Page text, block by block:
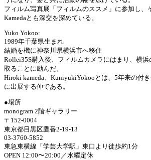
フィルム写真展「フィルムのススメ」に参加し、
Kamedaとも深交を深めている。
Yuko Yokoo:
1989年千葉県生まれ
結婚を機に神奈川県横浜市へ移住
Rollei35S購入後、フィルムカメラにはまり、横浜
取ることに励んだ。
Hiroki kameda、KuniyukiYokooとは、5年来の付
に出展する仲である。
●場所
monogram 2階ギャラリー
〒152-0004
東京都目黒区鷹番2-19-13
03-3760-5852
東急東横線「学芸大学駅」東口より徒歩約1分
OPEN 12:00〜20:00／水曜定休